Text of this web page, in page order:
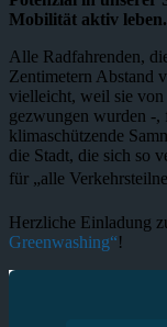
Mobilität aktiv leben.
Alle Radfahrenden,
Zentimetern Abstand
vielleicht, weil sie von
gezwungen wurden -,
klimaschützende
die Stadt, die sich so
für „alle
Herzliche Einladung
Greenwashing“!